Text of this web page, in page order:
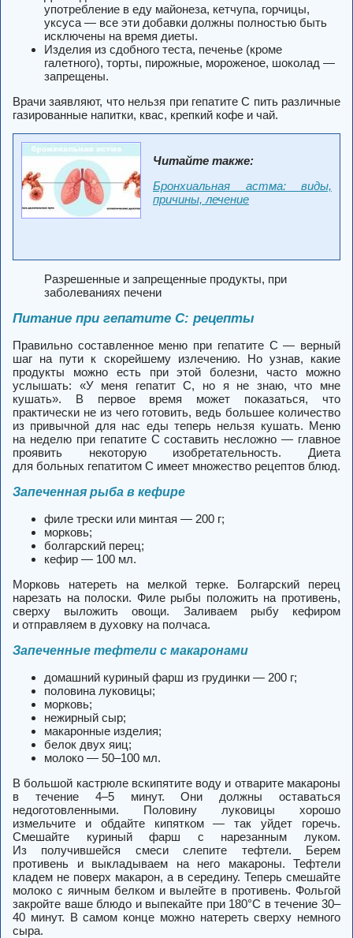
употребление в еду майонеза, кетчупа, горчицы,
уксуса — все эти добавки должны полностью быть
исключены на время диеты.
Изделия из сдобного теста, печенье (кроме
галетного), торты, пирожные, мороженое, шоколад —
запрещены.
Врачи заявляют, что нельзя при гепатите С пить различные
газированные напитки, квас, крепкий кофе и чай.
Читайте также:
Бронхиальная астма: виды,
причины, лечение
Разрешенные и запрещенные продукты, при
заболеваниях печени
Питание при гепатите С: рецепты
Правильно составленное меню при гепатите С — верный
шаг на пути к скорейшему излечению. Но узнав, какие
продукты можно есть при этой болезни, часто можно
услышать: «У меня гепатит С, но я не знаю, что мне
кушать». В первое время может показаться, что
практически не из чего готовить, ведь большее количество
из привычной для нас еды теперь нельзя кушать. Меню
на неделю при гепатите С составить несложно — главное
проявить некоторую изобретательность. Диета
для больных гепатитом С имеет множество рецептов блюд.
Запеченная рыба в кефире
филе трески или минтая — 200 г;
морковь;
болгарский перец;
кефир — 100 мл.
Морковь натереть на мелкой терке. Болгарский перец
нарезать на полоски. Филе рыбы положить на противень,
сверху выложить овощи. Заливаем рыбу кефиром
и отправляем в духовку на полчаса.
Запеченные тефтели с макаронами
домашний куриный фарш из грудинки — 200 г;
половина луковицы;
морковь;
нежирный сыр;
макаронные изделия;
белок двух яиц;
молоко — 50–100 мл.
В большой кастрюле вскипятите воду и отварите макароны
в течение 4–5 минут. Они должны оставаться
недоготовленными. Половину луковицы хорошо
измельчите и обдайте кипятком — так уйдет горечь.
Смешайте куриный фарш с нарезанным луком.
Из получившейся смеси слепите тефтели. Берем
противень и выкладываем на него макароны. Тефтели
кладем не поверх макарон, а в середину. Теперь смешайте
молоко с яичным белком и вылейте в противень. Фольгой
закройте ваше блюдо и выпекайте при 180°C в течение 30–
40 минут. В самом конце можно натереть сверху немного
сыра.